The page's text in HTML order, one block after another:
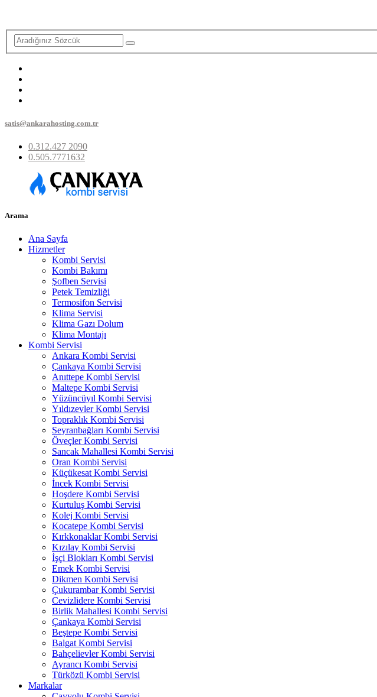
satis@ankarahosting.com.tr
0.312.427 2090
0.505.7771632
Arama
Ana Sayfa
Hizmetler
Kombi Servisi
Kombi Bakımı
Şofben Servisi
Petek Temizliği
Termosifon Servisi
Klima Servisi
Klima Gazı Dolum
Klima Montajı
Kombi Servisi
Ankara Kombi Servisi
Çankaya Kombi Servisi
Anıttepe Kombi Servisi
Maltepe Kombi Servisi
Yüzüncüyıl Kombi Servisi
Yıldızevler Kombi Servisi
Topraklık Kombi Servisi
Seyranbağları Kombi Servisi
Öveçler Kombi Servisi
Sancak Mahallesi Kombi Servisi
Oran Kombi Servisi
Küçükesat Kombi Servisi
İncek Kombi Servisi
Hoşdere Kombi Servisi
Kurtuluş Kombi Servisi
Kolej Kombi Servisi
Kocatepe Kombi Servisi
Kırkkonaklar Kombi Servisi
Kızılay Kombi Servisi
İşçi Blokları Kombi Servisi
Emek Kombi Servisi
Dikmen Kombi Servisi
Çukurambar Kombi Servisi
Cevizlidere Kombi Servisi
Birlik Mahallesi Kombi Servisi
Çankaya Kombi Servisi
Beştepe Kombi Servisi
Balgat Kombi Servisi
Bahçelievler Kombi Servisi
Ayrancı Kombi Servisi
Türközü Kombi Servisi
Markalar